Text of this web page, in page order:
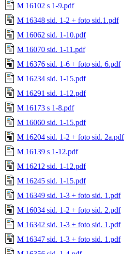
M 16102 s 1-9.pdf
M 16348 sid. 1-2 + foto sid.1.pdf
M 16062 sid. 1-10.pdf
M 16070 sid. 1-11.pdf
M 16376 sid. 1-6 + foto sid. 6.pdf
M 16234 sid. 1-15.pdf
M 16291 sid. 1-12.pdf
M 16173 s 1-8.pdf
M 16060 sid. 1-15.pdf
M 16204 sid. 1-2 + foto sid. 2a.pdf
M 16139 s 1-12.pdf
M 16212 sid. 1-12.pdf
M 16245 sid. 1-15.pdf
M 16349 sid. 1-3 + foto sid. 1.pdf
M 16034 sid. 1-2 + foto sid. 2.pdf
M 16342 sid. 1-3 + foto sid. 1.pdf
M 16347 sid. 1-3 + foto sid. 1.pdf